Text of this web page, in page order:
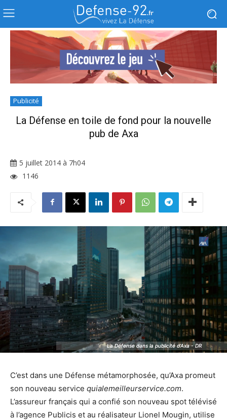
Publicité
La Défense en toile de fond pour la nouvelle
pub de Axa
5 juillet 2014 à 7h04
1146
La Défense dans la publicité d'Axa - DR
La Défense dans la publicité d'Axa - DR
C’est dans une Défense métamorphosée, qu’Axa promeut
son nouveau service quialemeilleurservice.com.
L’assureur français qui a confié son nouveau spot télévisé
à l’agence Publicis et au réalisateur Lionel Mougin, utilise